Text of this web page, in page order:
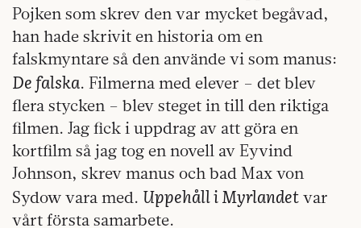
Pojken som skrev den var mycket begåvad,
han hade skrivit en historia om en
falskmyntare så den använde vi som manus:
De falska. Filmerna med elever – det blev
flera stycken – blev steget in till den riktiga
filmen. Jag fick i uppdrag av att göra en
kortfilm så jag tog en novell av Eyvind
Johnson, skrev manus och bad Max von
Sydow vara med. Uppehåll i Myrlandet var
vårt första samarbete.